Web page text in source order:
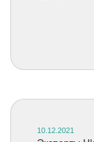
10.12.2021